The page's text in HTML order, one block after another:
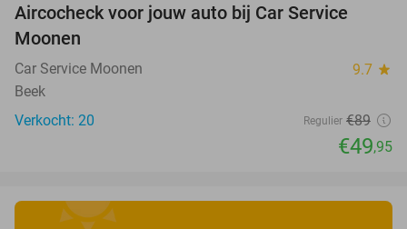
Aircocheck voor jouw auto bij Car Service
Moonen
Car Service Moonen 9.7 star
Beek
Verkocht: 20
Regulier €89
€49,95